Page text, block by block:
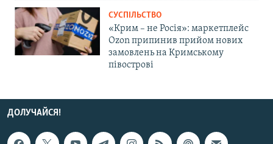
СУСПІЛЬСТВО
«Крим – не Росія»: маркетплейс
Ozon припинив прийом нових
замовлень на Кримському
півострові
ДОЛУЧАЙСЯ!